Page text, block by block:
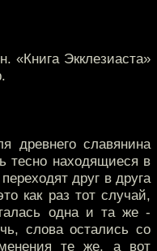
«Книга Экклезиаста»
древнего славянина
тесно находящиеся в
друг в друга
как раз тот случай,
одна и та же -
слова остались со
те же, а вот